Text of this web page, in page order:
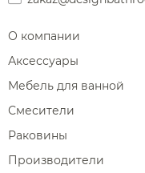
О компании
Аксессуары
Мебель для ванной
Смесители
Раковины
Производители